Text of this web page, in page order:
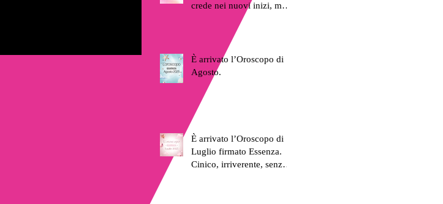
crede nei nuovi inizi, ma
nei rientri traumatici.
È arrivato l’Oroscopo di
Agosto.
È arrivato l’Oroscopo di
Luglio firmato Essenza.
Cinico, irriverente, senza